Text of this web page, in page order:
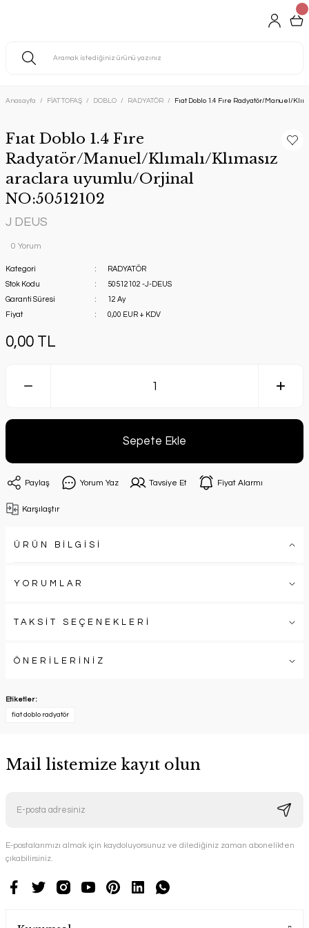
Anasayfa FİAT TOFAŞ DOBLO RADYATÖR Fıat Doblo 1.4 Fıre Radyatör/Manuel/
Fıat Doblo 1.4 Fıre
Radyatör/Manuel/Klımalı/Klımasız
araclara uyumlu/Orjinal
NO:50512102
J DEUS
0 Yorum
Kategori
RADYATÖR
Stok Kodu
50512102 -J-DEUS
Garanti Süresi
12 Ay
Fiyat
0,00 EUR + KDV
0,00 TL
Sepete Ekle
Paylaş Yorum Yaz Tavsiye Et Fiyat Alarmı
Karşılaştır
ÜRÜN BİLGİSİ
YORUMLAR
TAKSİT SEÇENEKLERİ
ÖNERİLERİNİZ
Etiketler :
fiat doblo radyatör
Mail listemize kayıt olun
E-postalarımızı almak için kaydoluyorsunuz ve dilediğiniz zaman abonelikten
çıkabilirsiniz.